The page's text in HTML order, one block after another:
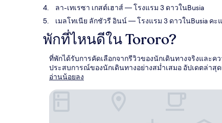
ลา-เทเรซา เกสต์เฮาส์ — โรงแรม 3 ดาวในBusia
เมลโทเนีย ลักชัวรี อินน์— โรงแรม 3 ดาวในBusia คะ
พักที่ไหนดีใน Tororo?
ที่พักได้รับการคัดเลือกจากรีวิวของนักเดินทางจริงและค
ประสบการณ์ของนักเดินทางอย่างสม่ำเสมอ อัปเดตล่าสุด
อ่านน้อยลง
Flonico Hotel